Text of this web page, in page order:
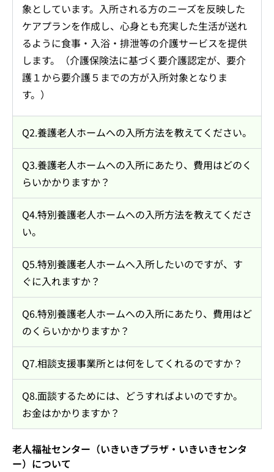
象としています。入所される方のニーズを反映した
ケアプランを作成し、心身とも充実した生活が送れ
るように食事・入浴・排泄等の介護サービスを提供
します。（介護保険法に基づく要介護認定が、要介
護１から要介護５までの方が入所対象となりま
す。）
Q2.養護老人ホームへの入所方法を教えてください。
Q3.養護老人ホームへの入所にあたり、費用はどのく
らいかかりますか？
Q4.特別養護老人ホームへの入所方法を教えてくださ
い。
Q5.特別養護老人ホームへ入所したいのですが、す
ぐに入れますか？
Q6.特別養護老人ホームへの入所にあたり、費用はど
のくらいかかりますか？
Q7.相談支援事業所とは何をしてくれるのですか？
Q8.面談するためには、どうすればよいのですか。
お金はかかりますか？
老人福祉センター（いきいきプラザ・いきいきセンタ
ー）について